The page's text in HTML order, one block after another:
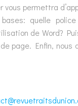
permettra
quelle
de Word?
page. Enfin, nous